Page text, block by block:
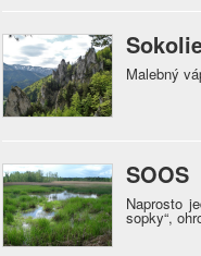
Malebný
SOOS
Naprosto
sopky“,